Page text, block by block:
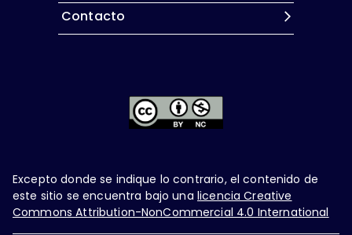
Contacto
Excepto donde se indique lo contrario, el contenido de
este sitio se encuentra bajo una licencia Creative
Commons Attribution-NonCommercial 4.0 International